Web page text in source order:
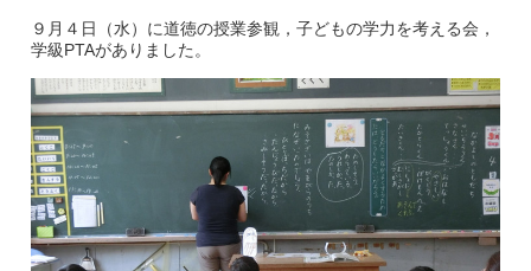
９月４日（水）に道徳の授業参観，子どもの学力を考える会，
学級PTAがありました。